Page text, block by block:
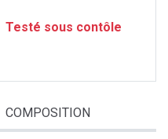
Testé sous contôle
COMPOSITION